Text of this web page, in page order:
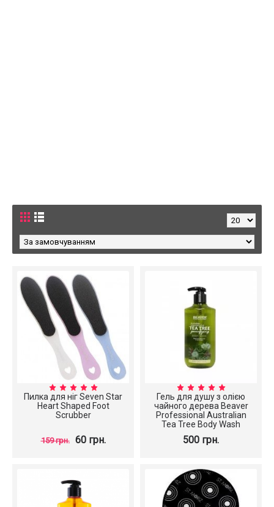
Пилка для ніг Seven Star
Heart Shaped Foot
Scrubber
159 грн. 60 грн.
Гель для душу з олією
чайного дерева Beaver
Professional Australian
Tea Tree Body Wash
500 грн.